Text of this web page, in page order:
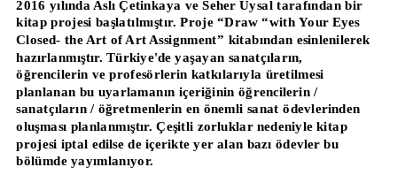
2016 yılında Aslı Çetinkaya ve Seher Uysal tarafından bir
kitap projesi başlatılmıştır. Proje “Draw “with Your Eyes
Closed- the Art of Art Assignment” kitabından esinlenilerek
hazırlanmıştır. Türkiye'de yaşayan sanatçıların,
öğrencilerin ve profesörlerin katkılarıyla üretilmesi
planlanan bu uyarlamanın içeriğinin öğrencilerin /
sanatçıların / öğretmenlerin en önemli sanat ödevlerinden
oluşması planlanmıştır. Çeşitli zorluklar nedeniyle kitap
projesi iptal edilse de içerikte yer alan bazı ödevler bu
bölümde yayımlanıyor.